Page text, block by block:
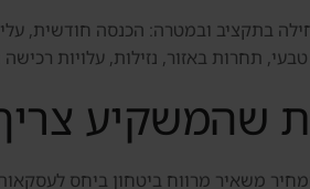
תחרות באזור, נזילות, עלויות
שהמשקיע
משאיר מרווח ביטחון ביחס